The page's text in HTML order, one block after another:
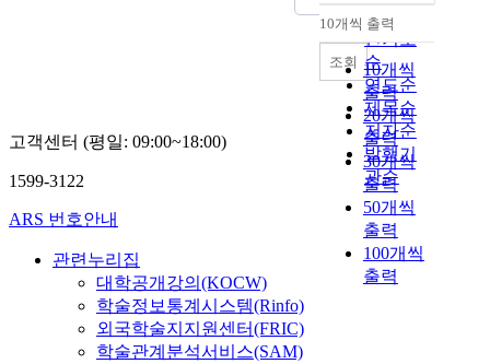
순
인기도
순
연도순
제목순
저자순
발행기
관순
내림차순
10개씩 출력
10개씩
출력
20개씩
출력
30개씩
출력
50개씩
출력
100개씩
출력
조회
고객센터 (평일: 09:00~18:00)
1599-3122
ARS 번호안내
관련누리집
대학공개강의(KOCW)
학술정보통계시스템(Rinfo)
외국학술지지원센터(FRIC)
학술관계분석서비스(SAM)